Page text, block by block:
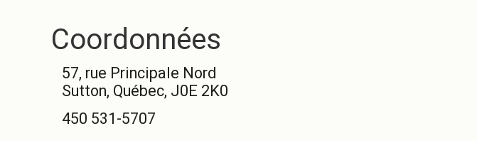
Coordonnées
57, rue Principale Nord Sutton (Québec)
57, rue Principale Nord
Sutton, Québec, J0E 2K0
450 531-5707
450 531-5707